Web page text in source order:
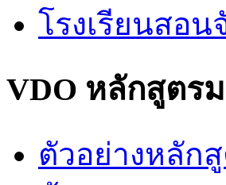
โรงเรียนสอ
VDO หลักสูตร
ตัวอย่างหลัก